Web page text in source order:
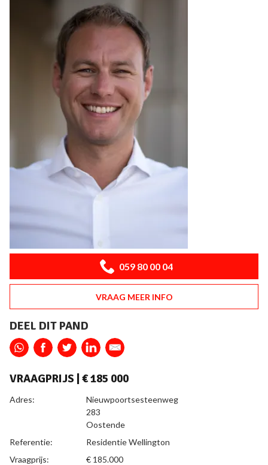
059 80 00 04
VRAAG MEER INFO
DEEL DIT PAND
VRAAGPRIJS | € 185 000
ALGEMEEN
Adres:
Nieuwpoortsesteenweg
283
Oostende
Referentie:
Residentie Wellington
Vraagprijs:
€ 185.000